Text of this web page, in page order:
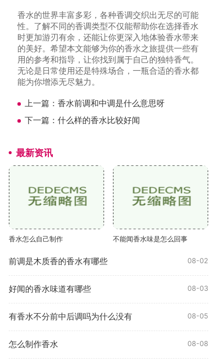
香水的世界丰富多彩，各种香调交织出无尽的可能
性。了解不同的香调类型不仅能帮助你在选择香水
时更加游刃有余，还能让你更深入地体验香水带来
的美好。希望本文能够为你的香水之旅提供一些有
用的参考和指导，让你找到属于自己的独特香气。
无论是日常使用还是特殊场合，一瓶合适的香水都
能为你增添无尽魅力。
上一篇： 香水前调和中调是什么意思呀
下一篇： 什么样的香水比较好闻
最新资讯
香水怎么自己制作 不能闻香水味是怎么回事
前调是木质香的香水有哪些 08-02
好闻的香水味道有哪些 08-03
有香水不分前中后调吗为什么没有 08-05
怎么制作香水 08-08